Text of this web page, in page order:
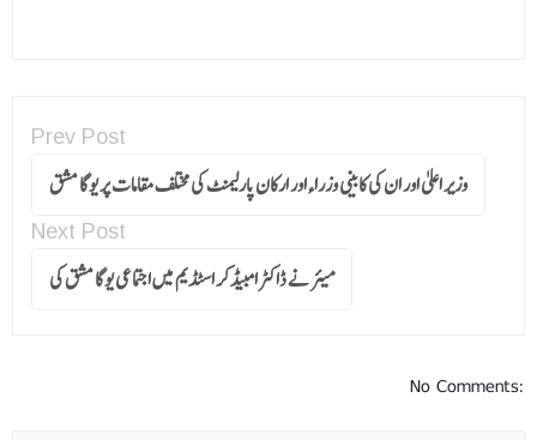
Prev Post
وزیر اعلیٰ اور ان کی کابینی وزراءاور ارکان پارلیمنٹ کی مختلف مقامات پر یوگا مشق
Next Post
میئر نے ڈاکٹر امبیڈکر اسٹڈیم میں اجتماعی یوگا مشق کی
No Comments: